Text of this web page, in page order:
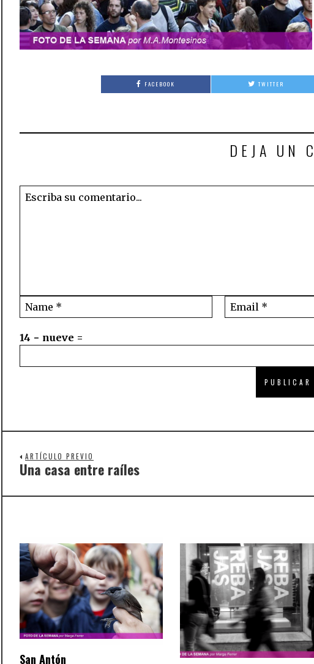
FACEBOOK TWITTER
DEJA UN
14 − nueve =
ARTÍCULO PREVIO
Previous
Una casa entre raíles
San Antón